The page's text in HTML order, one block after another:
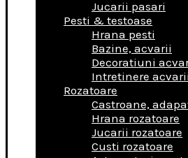
Jucarii pasari
Pesti & testoase
Hrana pesti
Bazine, acvarii
Decoratiuni
Intretinere acvarii
Rozatoare
Castroane,
Hrana rozatoare
Jucarii rozatoare
Custi rozatoare